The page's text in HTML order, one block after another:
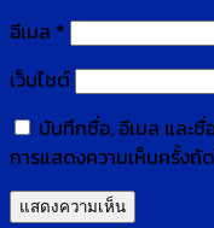
อีเมล *
เว็บไซต์
บันทึกชื่อ, อีเมล และชื่
การแสดงความเห็นครั้งถั